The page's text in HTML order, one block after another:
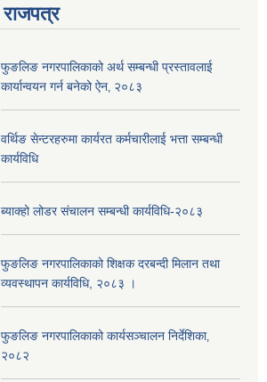
राजपत्र
फुङलिङ नगरपालिकाको अर्थ सम्बन्धी प्रस्तावलाई
कार्यान्वयन गर्न बनेको ऐन‚ २०८३
वर्थिङ सेन्टरहरुमा कार्यरत कर्मचारीलाई भत्ता सम्बन्धी
कार्यविधि
ब्याक्हो लोडर संचालन सम्बन्धी कार्यविधि-२०८३
फुङलिङ नगरपालिकाको शिक्षक दरबन्दी मिलान तथा
व्यवस्थापन कार्यविधि, २०८३ ।
फुङलिङ नगरपालिकाको कार्यसञ्चालन निर्देशिका‚
२०८२